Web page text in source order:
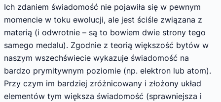
Ich zdaniem świadomość nie pojawiła się w pewnym
momencie w toku ewolucji, ale jest ściśle związana z
materią (i odwrotnie – są to bowiem dwie strony tego
samego medalu). Zgodnie z teorią większość bytów w
naszym wszechświecie wykazuje świadomość na
bardzo prymitywnym poziomie (np. elektron lub atom).
Przy czym im bardziej zróżnicowany i złożony układ
elementów tym większa świadomość (sprawniejsza i